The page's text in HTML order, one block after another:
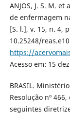
ANJOS, J. S. M.
de enfermagem
[S. l.], v. 15, n. 4,
10.25248/
https://
Acesso em: 15
BRASIL.
Resolução nº
seguintes